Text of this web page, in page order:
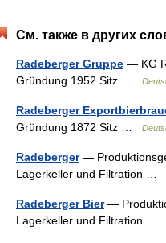
См. также в других
Radeberger Gruppe — KG
Gründung 1952 Sitz …
Radeberger
Gründung 1872 Sitz …
Radeberger—
Lagerkeller und Filtration …
Radeberger Bier—
Lagerkeller und Filtration …